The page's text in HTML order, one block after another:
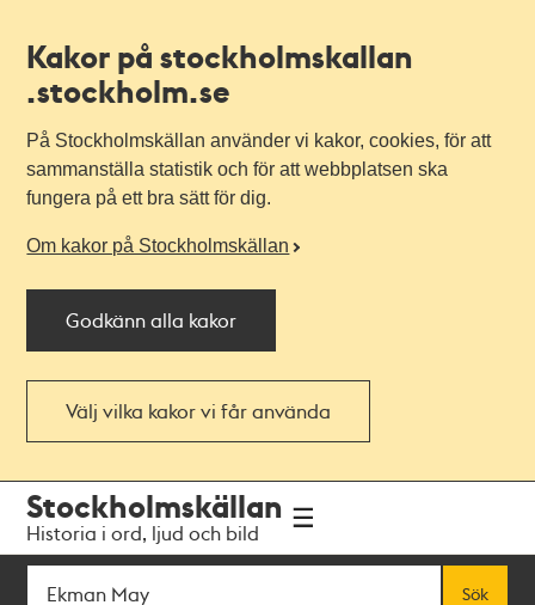
Kakor på stockholmskallan
.stockholm.se
På Stockholmskällan använder vi kakor, cookies, för att
sammanställa statistik och för att webbplatsen ska
fungera på ett bra sätt för dig.
Om kakor på Stockholmskällan
Godkänn alla kakor
Välj vilka kakor vi får använda
navigationen
huvudinnehållet
Stockholmskällan
Historia i ord, ljud och bild
Sök
Sök